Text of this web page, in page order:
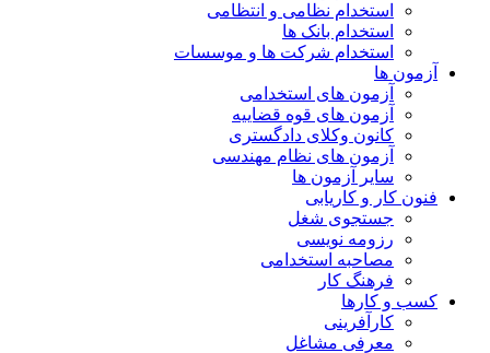
استخدام نظامی و انتظامی
استخدام بانک ها
استخدام شرکت ها و موسسات
آزمون ها
آزمون های استخدامی
آزمون های قوه قضاییه
کانون وکلای دادگستری
آزمون های نظام مهندسی
سایر آزمون ها
فنون کار و کاریابی
جستجوی شغل
رزومه نویسی
مصاحبه استخدامی
فرهنگ کار
کسب و کارها
کارآفرینی
معرفی مشاغل